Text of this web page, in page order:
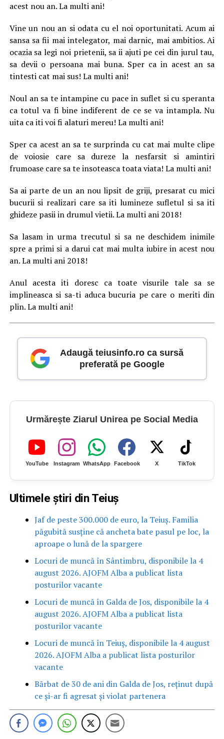
acest nou an. La multi ani!
Vine un nou an si odata cu el noi oportunitati. Acum ai
sansa sa fii mai intelegator, mai darnic, mai ambitios. Ai
ocazia sa legi noi prietenii, sa ii ajuti pe cei din jurul tau,
sa devii o persoana mai buna. Sper ca in acest an sa
tintesti cat mai sus! La multi ani!
Noul an sa te intampine cu pace in suflet si cu speranta
ca totul va fi bine indiferent de ce se va intampla. Nu
uita ca iti voi fi alaturi mereu! La multi ani!
Sper ca acest an sa te surprinda cu cat mai multe clipe
de voiosie care sa dureze la nesfarsit si amintiri
frumoase care sa te insoteasca toata viata! La multi ani!
Sa ai parte de un an nou lipsit de griji, presarat cu mici
bucurii si realizari care sa iti lumineze sufletul si sa iti
ghideze pasii in drumul vietii. La multi ani 2018!
Sa lasam in urma trecutul si sa ne deschidem inimile
spre a primi si a darui cat mai multa iubire in acest nou
an. La multi ani 2018!
Anul acesta iti doresc ca toate visurile tale sa se
implineasca si sa-ti aduca bucuria pe care o meriti din
plin. La multi ani!
Adaugă teiusinfo.ro ca sursă
preferată pe Google
Urmărește Ziarul Unirea pe Social Media
YouTube Instagram WhatsApp Facebook X TikTok
Ultimele știri din Teiuș
Jaf de peste 300.000 de euro, la Teiuș. Familia
păgubită susține că ancheta bate pasul pe loc, la
aproape o lună de la spargere
Locuri de muncă în Sântimbru, disponibile la 4
august 2026. AJOFM Alba a publicat lista
posturilor vacante
Locuri de muncă în Galda de Jos, disponibile la 4
august 2026. AJOFM Alba a publicat lista
posturilor vacante
Locuri de muncă în Teiuș, disponibile la 4 august
2026. AJOFM Alba a publicat lista posturilor
vacante
Bărbat de 30 de ani din Galda de Jos, reținut după
ce și-ar fi agresat și violat partenera